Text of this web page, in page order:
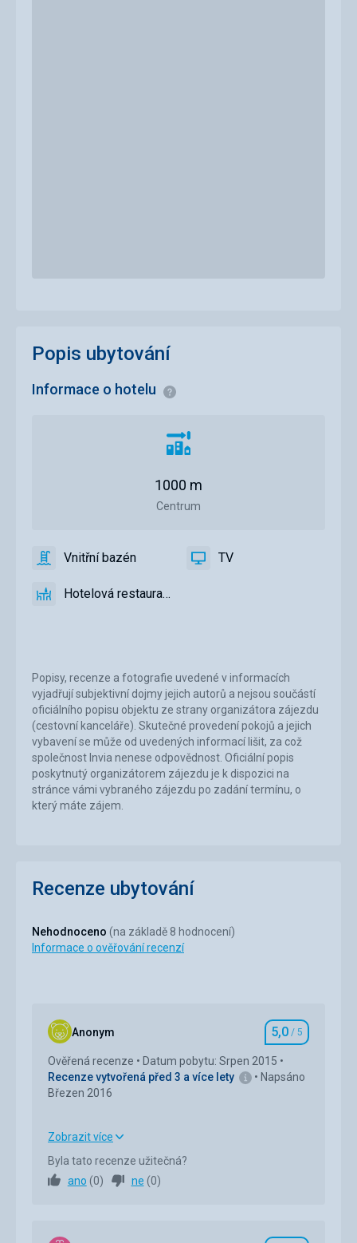
Popisy, recenze a fotografie uvedené v informacích
vyjadřují subjektivní dojmy jejich autorů a nejsou součástí
oficiálního popisu objektu ze strany organizátora zájezdu
(cestovní kanceláře). Skutečné provedení pokojů a jejich
vybavení se může od uvedených informací lišit, za což
společnost Invia nenese odpovědnost. Oficiální popis
poskytnutý organizátorem zájezdu je k dispozici na
stránce vámi vybraného zájezdu po zadání termínu, o
který máte zájem.
Popis ubytování
Informace o hotelu Informace
Vzdálenost
centra
Centrum
1000 m
VnitřníVnitřní bazén
ano TV TV
ano
HotelováHotelová restaurace
ano
Recenze ubytování
Nehodnoceno (na základě 8 hodnocení)
Informace o ověřování recenzí
Anonym Hodnocení
5,0 / 5
Ověřená recenze
Datum pobytu: Srpen 2015
Recenze vytvořená před 3 a více lety
Napsáno
Březen 2016
Ubytování
Zobrazit více
Byla tato recenze užitečná?
ano (0) ne (0)